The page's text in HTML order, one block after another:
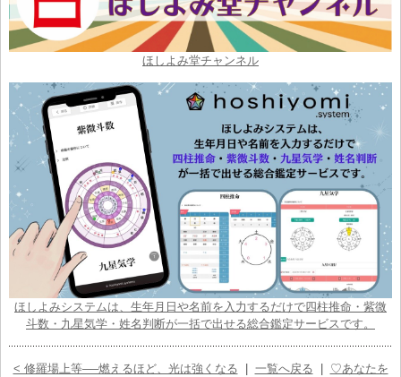
ほしよみ堂チャンネル
ほしよみシステムは、生年月日や名前を入力するだけで四柱推命・紫微
斗数・九星気学・姓名判断が一括で出せる総合鑑定サービスです。
< 修羅場上等──燃えるほど、光は強くなる | 一覧へ戻る | ♡あなたを